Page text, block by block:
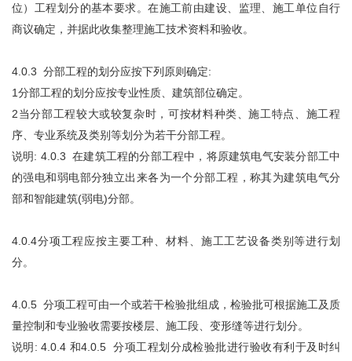
位）工程划分的基本要求。在施工前由建设、监理、施工单位自行
商议确定，并据此收集整理施工技术资料和验收。
4.0.3 分部工程的划分应按下列原则确定:
1分部工程的划分应按专业性质、建筑部位确定。
2当分部工程较大或较复杂时，可按材料种类、施工特点、施工程
序、专业系统及类别等划分为若干分部工程。
说明: 4.0.3 在建筑工程的分部工程中，将原建筑电气安装分部工中
的强电和弱电部分独立出来各为一个分部工程，称其为建筑电气分
部和智能建筑(弱电)分部。
4.0.4分项工程应按主要工种、材料、施工工艺设备类别等进行划
分。
4.0.5 分项工程可由一个或若干检验批组成，检验批可根据施工及质
量控制和专业验收需要按楼层、施工段、变形缝等进行划分。
说明: 4.0.4 和4.0.5 分项工程划分成检验批进行验收有利于及时纠